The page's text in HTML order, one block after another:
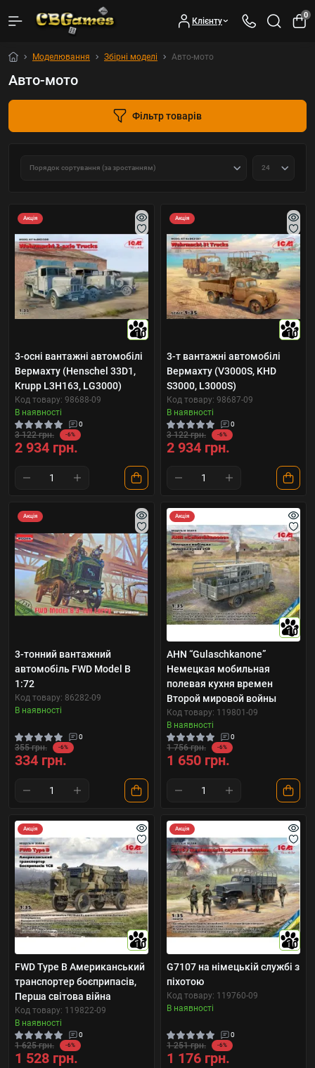
Клієнту
0
Моделювання Збірні моделі Авто-мото
Авто-мото
Фільтр товарів
Акція
10
3-осні вантажні автомобілі
Вермахту (Henschel 33D1,
Krupp L3H163, LG3000)
Код товару: 98688-09
В наявності
0
3 122 грн. -6%
2 934 грн.
Акція
10
3-т вантажні автомобілі
Вермахту (V3000S, KHD
S3000, L3000S)
Код товару: 98687-09
В наявності
0
3 122 грн. -6%
2 934 грн.
Акція
3-тонний вантажний
автомобіль FWD Model B
1:72
Код товару: 86282-09
В наявності
0
355 грн. -6%
334 грн.
Акція
10
AHN “Gulaschkanone”
Немецкая мобильная
полевая кухня времен
Второй мировой войны
Код товару: 119801-09
В наявності
0
1 756 грн. -6%
1 650 грн.
Акція
10
FWD Type B Американський
транспортер боєприпасів,
Перша світова війна
Код товару: 119822-09
В наявності
0
1 625 грн. -6%
1 528 грн.
Акція
10
G7107 на німецькій службі з
піхотою
Код товару: 119760-09
В наявності
0
1 251 грн. -6%
1 176 грн.